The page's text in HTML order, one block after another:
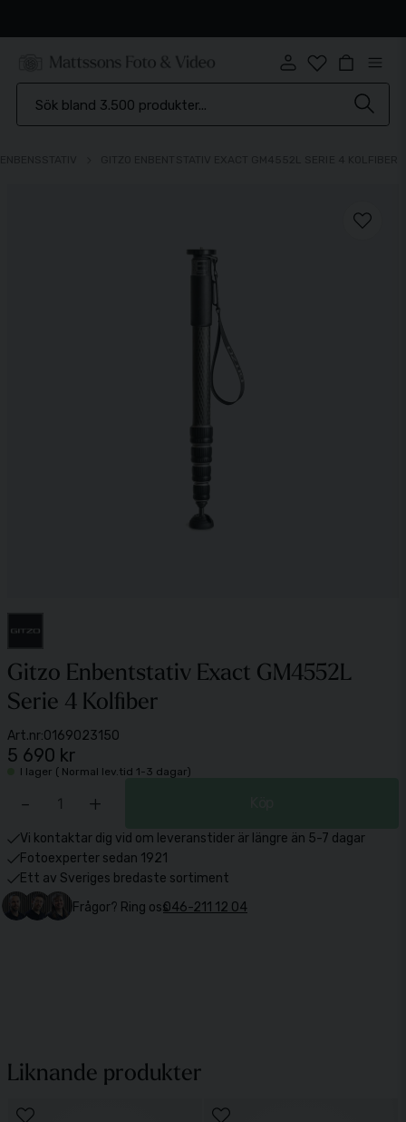
Gitzo Enbentstativ Exact GM4552L
Serie 4 Kolfiber
Art.nr:0169023150
5 690 kr
I lager ( Normal lev.tid 1-3 dagar)
- +
Vi kontaktar dig vid om leveranstider är längre än 5-7 dagar
Fotoexperter sedan 1921
Ett av Sveriges bredaste sortiment
Frågor? Ring oss046-211 12 04
Liknande produkter